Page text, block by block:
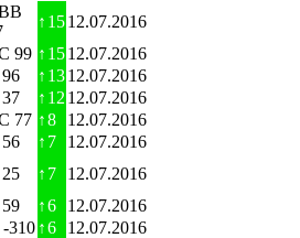
↑ 1512.07.2016
99 ↑ 1512.07.2016
↑ 1312.07.2016
↑ 12 12.07.2016
77 ↑8
12.07.2016
↑ 7
12.07.2016
↑ 7
12.07.2016
↑6
12.07.2016
310 ↑6
12.07.2016